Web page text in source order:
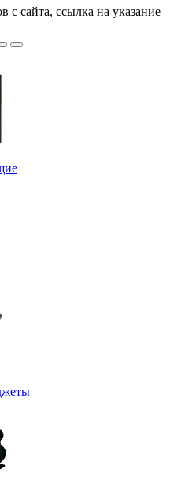
с сайта, ссылка на указание